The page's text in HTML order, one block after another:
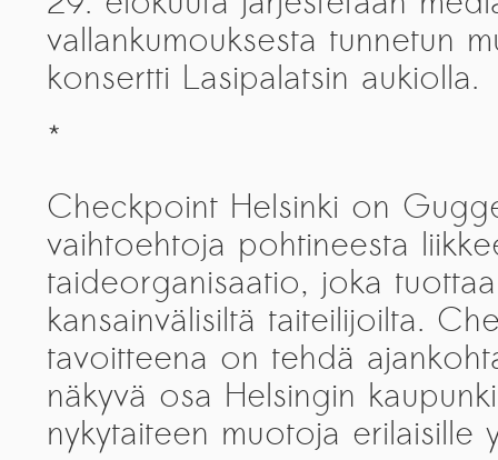
vallankumouksesta tunnetun
konsertti Lasipalatsin aukiolla.
*
Checkpoint Helsinki on
vaihtoehtoja pohtineesta
taideorganisaatio, joka
kansainvälisiltä taiteilijoilta.
tavoitteena on tehdä
näkyvä osa Helsingin
nykytaiteen muotoja erilaisille